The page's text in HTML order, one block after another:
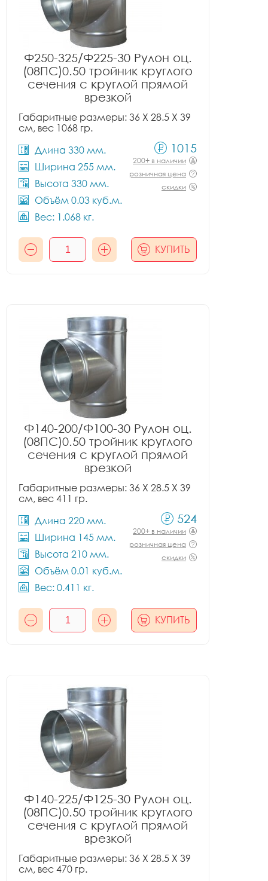
Ф250-325/Ф225-30 Рулон оц.
(08ПС)0.50 тройник круглого
сечения с круглой прямой
врезкой
Габаритные размеры: 36 X 28.5 X 39
см, вес 1068 гр.
Длина 330 мм.
Ширина 255 мм.
Высота 330 мм.
Объём 0.03 куб.м.
Вес: 1.068 кг.
1015
200+ в наличии
розничная цена
скидки
КУПИТЬ
Ф140-200/Ф100-30 Рулон оц.
(08ПС)0.50 тройник круглого
сечения с круглой прямой
врезкой
Габаритные размеры: 36 X 28.5 X 39
см, вес 411 гр.
Длина 220 мм.
Ширина 145 мм.
Высота 210 мм.
Объём 0.01 куб.м.
Вес: 0.411 кг.
524
200+ в наличии
розничная цена
скидки
КУПИТЬ
Ф140-225/Ф125-30 Рулон оц.
(08ПС)0.50 тройник круглого
сечения с круглой прямой
врезкой
Габаритные размеры: 36 X 28.5 X 39
см, вес 470 гр.